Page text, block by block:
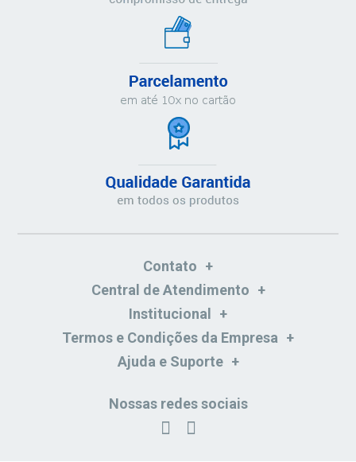
Contato
Central de Atendimento
Institucional
Termos e Condições da Empresa
Ajuda e Suporte
Nossas redes sociais